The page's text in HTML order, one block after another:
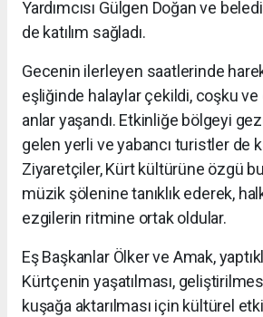
Yardımcısı Gülgen Doğan ve
de katılım sağladı.
Gecenin ilerleyen saatlerinde
eşliğinde halaylar çekildi, coşku ve
anlar yaşandı. Etkinliğe bölgeyi
gelen yerli ve yabancı turistler de
Ziyaretçiler, Kürt kültürüne özgü
müzik şölenine tanıklık ederek,
ezgilerin ritmine ortak oldular.
Eş Başkanlar Ölker ve Amak,
Kürtçenin yaşatılması,
kuşağa aktarılması için kültürel